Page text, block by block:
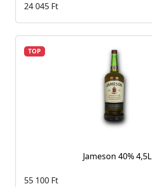
24 045 Ft
TOP
Jameson 40% 4,5L
55 100 Ft